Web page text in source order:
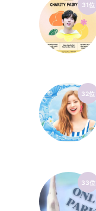
31位
32位
33位